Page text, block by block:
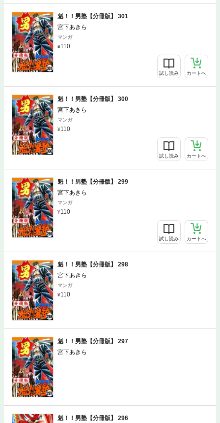
魁！！男塾【分冊版】 301
宮下あきら
マンガ
110
試し読み カートへ
魁！！男塾【分冊版】 300
宮下あきら
マンガ
110
試し読み カートへ
魁！！男塾【分冊版】 299
宮下あきら
マンガ
110
試し読み カートへ
魁！！男塾【分冊版】 298
宮下あきら
マンガ
110